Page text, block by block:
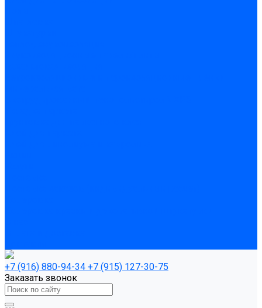
+7 (916) 880-94-34 +7 (915) 127-30-75
Заказать звонок